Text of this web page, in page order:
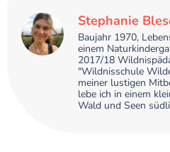
Stephanie
Baujahr 1970,
einem
2017/18
"Wildnisschule
meiner lustigen
lebe ich in einem
Wald und Seen